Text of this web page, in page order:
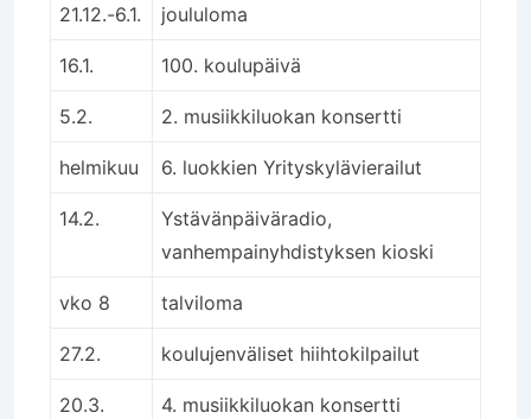
21.12.-6.1. joululoma
16.1. 100. koulupäivä
5.2. 2. musiikkiluokan konsertti
helmikuu 6. luokkien Yrityskylävierailut
14.2.
Ystävänpäiväradio,
vanhempainyhdistyksen kioski
vko 8 talviloma
27.2. koulujenväliset hiihtokilpailut
20.3. 4. musiikkiluokan konsertti